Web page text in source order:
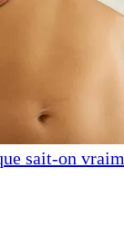
sait-on